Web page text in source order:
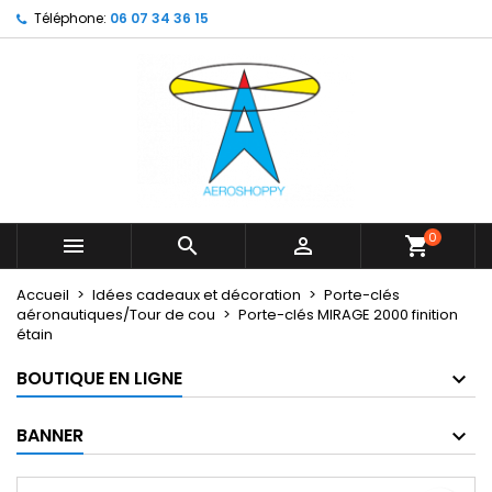
Téléphone: 06 07 34 36 15
   shopping_cart0
Accueil Idées cadeaux et décoration
Porte-clés
aéronautiques/Tour de cou
Porte-clés MIRAGE 2000 finition
étain
BOUTIQUE EN LIGNE
BANNER
My wishlists ×
Create new list
Créer une liste d'envies ×
Nom de la liste d'envies
Connexion ×
Vous devez être connecté pour ajouter des produits
Annuler